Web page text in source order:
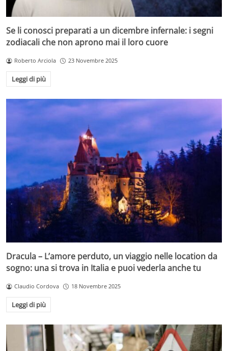
Se li conosci preparati a un dicembre infernale: i segni
zodiacali che non aprono mai il loro cuore
Roberto Arciola 23 Novembre 2025
Leggi di più
Dracula – L’amore perduto, un viaggio nelle location da
sogno: una si trova in Italia e puoi vederla anche tu
Claudio Cordova 18 Novembre 2025
Leggi di più